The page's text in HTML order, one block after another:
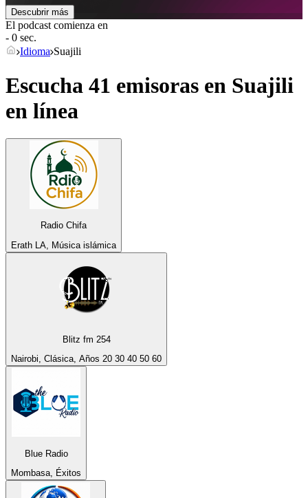
Descubrir más
El podcast comienza en
- 0 sec.
Idioma Suajili
Escucha 41 emisoras en Suajili
en línea
Radio Chifa
Erath LA, Música islámica
Blitz fm 254
Nairobi, Clásica, Años 20 30 40 50 60
Blue Radio
Mombasa, Éxitos